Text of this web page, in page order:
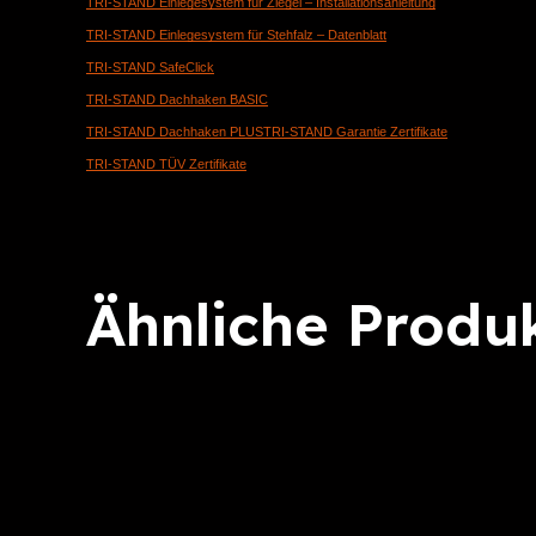
TRI-STAND Einlegesystem für Stehfalz – Datenblatt
TRI-STAND SafeClick
TRI-STAND Dachhaken BASIC
TRI-STAND Dachhaken PLUSTRI-STAND Garantie Zertifikate
TRI-STAND TÜV Zertifikate
Ähnliche